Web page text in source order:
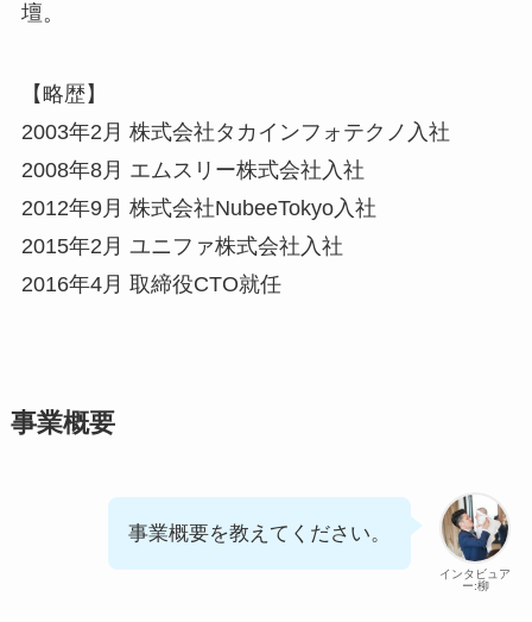
壇。
【略歴】
2003年2月 株式会社タカインフォテクノ入社
2008年8月 エムスリー株式会社入社
2012年9月 株式会社NubeeTokyo入社
2015年2月 ユニファ株式会社入社
2016年4月 取締役CTO就任
事業概要
インタビュア
ー:柳
事業概要を教えてください。